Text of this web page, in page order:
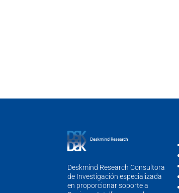
Deskmind Research Consultora
de Investigación especializada
en proporcionar soporte a